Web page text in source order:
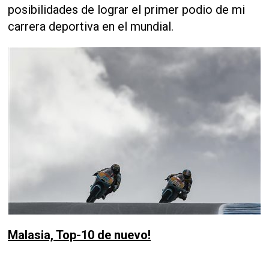
posibilidades de lograr el primer podio de mi
carrera deportiva en el mundial.
Malasia, Top-10 de nuevo!